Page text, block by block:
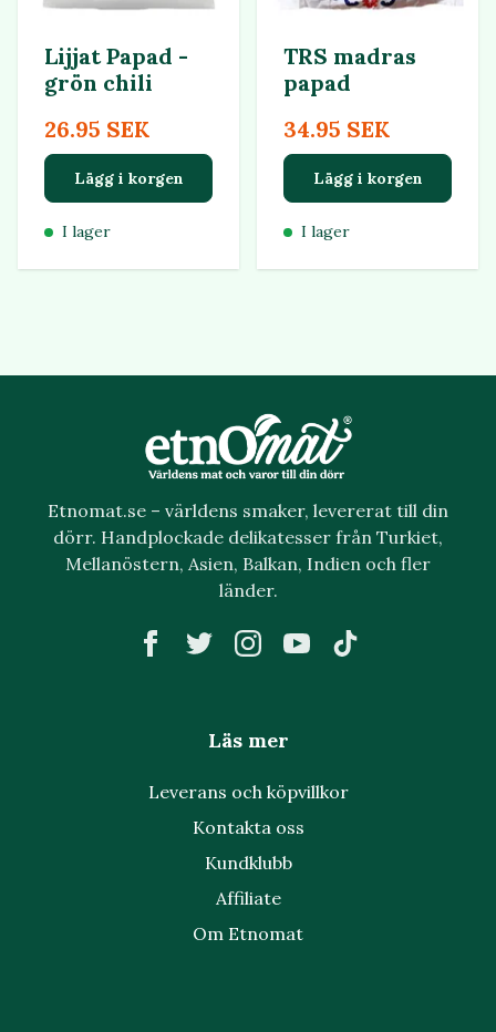
Lijjat Papad -
grön chili
26.95 SEK
Lägg i korgen
I lager
TRS madras
papad
34.95 SEK
Lägg i korgen
I lager
Etnomat.se – världens smaker, levererat till din
dörr. Handplockade delikatesser från Turkiet,
Mellanöstern, Asien, Balkan, Indien och fler
länder.
Läs mer
Leverans och köpvillkor
Kontakta oss
Kundklubb
Affiliate
Om Etnomat